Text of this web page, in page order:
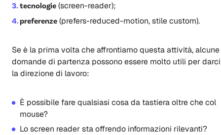
tecnologie (screen-reader);
preferenze (prefers-reduced-motion, stile custom).
Se è la prima volta che affrontiamo questa attività, alcune
domande di partenza possono essere molto utili per darci
la direzione di lavoro:
È possibile fare qualsiasi cosa da tastiera oltre che col
mouse?
Lo screen reader sta offrendo informazioni rilevanti?